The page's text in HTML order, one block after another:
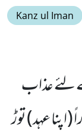
Kanz ul Iman
عذاب
(اپنا عہد) توڑ